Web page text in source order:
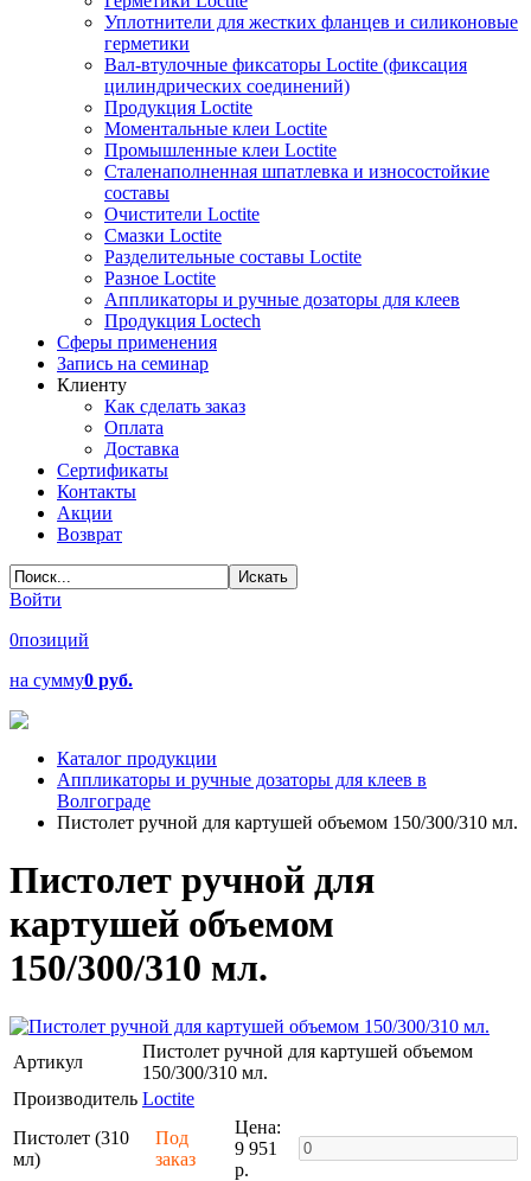
Уплотнители для жестких фланцев и силиконовые
герметики
Вал-втулочные фиксаторы Loctite (фиксация
цилиндрических соединений)
Продукция Loctite
Моментальные клеи Loctite
Промышленные клеи Loctite
Сталенаполненная шпатлевка и износостойкие
составы
Очистители Loctite
Смазки Loctite
Разделительные составы Loctite
Разное Loctite
Аппликаторы и ручные дозаторы для клеев
Продукция Loctech
Сферы применения
Запись на семинар
Клиенту
Как сделать заказ
Оплата
Доставка
Сертификаты
Контакты
Акции
Возврат
Войти
0позиций
на сумму0 руб.
Каталог продукции
Аппликаторы и ручные дозаторы для клеев в
Волгограде
Пистолет ручной для картушей объемом 150/300/310 мл.
Пистолет ручной для
картушей объемом
150/300/310 мл.
Артикул
Пистолет ручной для картушей объемом
150/300/310 мл.
Производитель Loctite
Пистолет (310
мл)
Под
заказ
Цена:
9 951
р.